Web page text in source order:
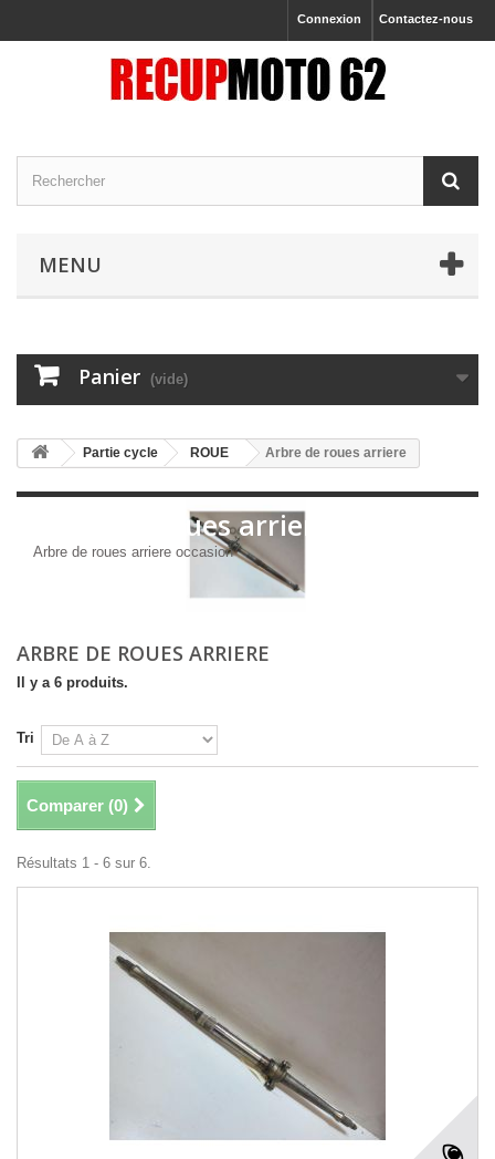
Contactez-nous
Connexion
MENU
Panier (vide)
Partie cycle ROUE Arbre de roues arriere
Arbre de roues arriere
Arbre de roues arriere occasion
ARBRE DE ROUES ARRIERE
Il y a 6 produits.
Tri
Comparer (0)
Résultats 1 - 6 sur 6.